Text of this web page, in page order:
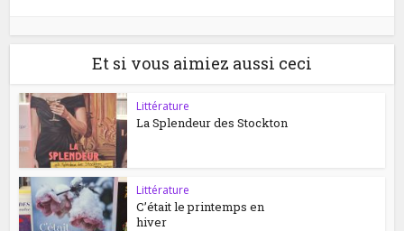
Et si vous aimiez aussi ceci
Littérature
La Splendeur des Stockton
Littérature
C’était le printemps en
hiver